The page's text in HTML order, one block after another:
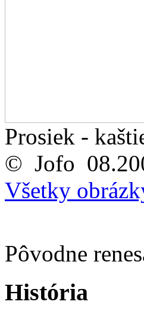
Prosiek -
© Jofo
Všetky
Pôvodne
História